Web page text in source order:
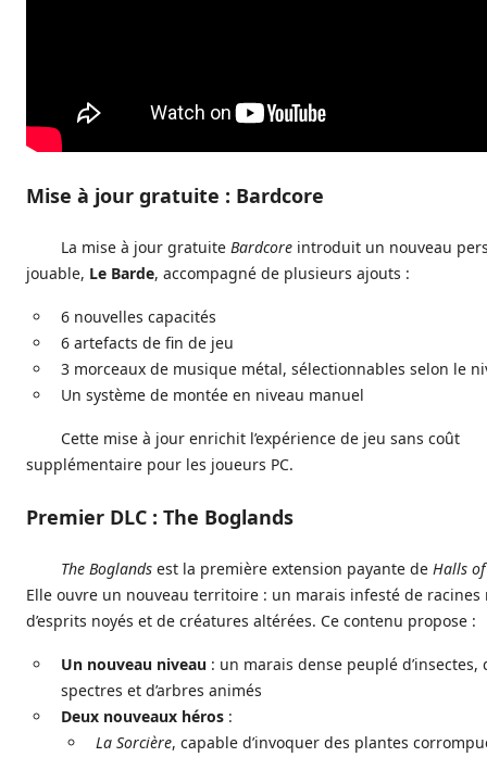
Mise à jour gratuite : Bardcore
La mise à jour gratuite Bardcore introduit un nouveau
jouable, Le Barde, accompagné de plusieurs ajouts :
6 nouvelles capacités
6 artefacts de fin de jeu
3 morceaux de musique métal, sélectionnables selon le
Un système de montée en niveau manuel
Cette mise à jour enrichit l’expérience de jeu sans coût
supplémentaire pour les joueurs PC.
Premier DLC : The Boglands
The Boglands est la première extension payante de Halls
Elle ouvre un nouveau territoire : un marais infesté de racines
d’esprits noyés et de créatures altérées. Ce contenu propose :
Un nouveau niveau : un marais dense peuplé d’insectes,
spectres et d’arbres animés
Deux nouveaux héros :
La Sorcière, capable d’invoquer des plantes